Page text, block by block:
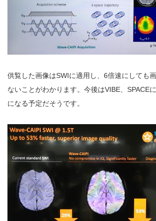
供覧した画像はSWIに適用し、6倍速にしても
ないことがわかります。今後はVIBE、SPACE
になる予定だそうです。